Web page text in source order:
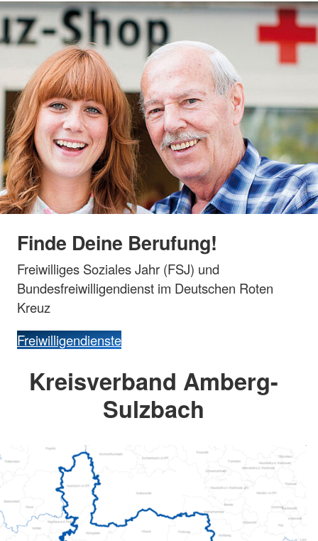
Finde Deine Berufung!
Freiwilliges Soziales Jahr (FSJ) und
Bundesfreiwilligendienst im Deutschen Roten
Kreuz
Freiwilligendienste
Kreisverband Amberg-
Sulzbach